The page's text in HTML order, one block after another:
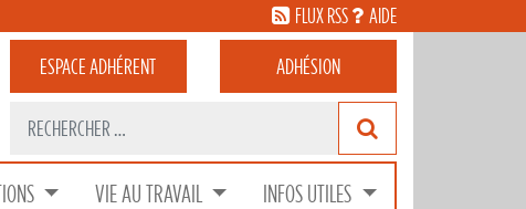
FLUX RSS AIDE
ESPACEADHÉRENT ADHÉSION
VIE AU TRAVAIL INFOS UTILES